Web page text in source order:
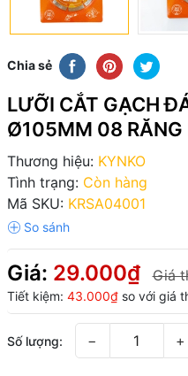
Chia sẻ
LƯỠI CẮT GẠCH
Ø105MM 08 RĂNG
Thương hiệu: KYNKO
Tình trạng: Còn hàng
Mã SKU: KRSA04001
Giá: 29.000₫ Giá
Tiết kiệm: 43.000₫so với giá
Số lượng: − +